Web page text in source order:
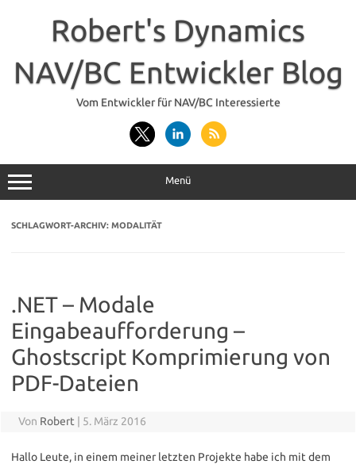
Robert's Dynamics
NAV/BC Entwickler Blog
Vom Entwickler für NAV/BC Interessierte
Menü
SCHLAGWORT-ARCHIV: MODALITÄT
.NET – Modale
Eingabeaufforderung –
Ghostscript Komprimierung von
PDF-Dateien
Von Robert 5. März 2016
Hallo Leute, in einem meiner letzten Projekte habe ich mit dem